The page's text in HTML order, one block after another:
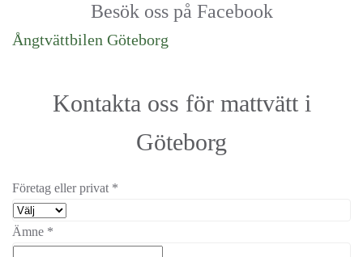
Besök oss på Facebook
Ångtvättbilen Göteborg
Kontakta oss för mattvätt i
Göteborg
Företag eller privat *
Ämne *